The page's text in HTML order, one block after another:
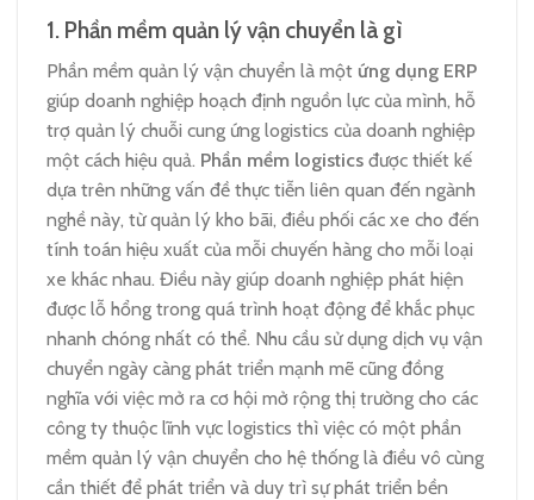
1. Phần mềm quản lý vận chuyển là gì
Phần mềm quản lý vận chuyển là một ứng dụng ERP
giúp doanh nghiệp hoạch định nguồn lực của mình, hỗ
trợ quản lý chuỗi cung ứng logistics của doanh nghiệp
một cách hiệu quả. Phần mềm logistics được thiết kế
dựa trên những vấn đề thực tiễn liên quan đến ngành
nghề này, từ quản lý kho bãi, điều phối các xe cho đến
tính toán hiệu xuất của mỗi chuyến hàng cho mỗi loại
xe khác nhau. Điều này giúp doanh nghiệp phát hiện
được lỗ hổng trong quá trình hoạt động để khắc phục
nhanh chóng nhất có thể. Nhu cầu sử dụng dịch vụ vận
chuyển ngày càng phát triển mạnh mẽ cũng đồng
nghĩa với việc mở ra cơ hội mở rộng thị trường cho các
công ty thuộc lĩnh vực logistics thì việc có một phần
mềm quản lý vận chuyển cho hệ thống là điều vô cùng
cần thiết để phát triển và duy trì sự phát triển bền